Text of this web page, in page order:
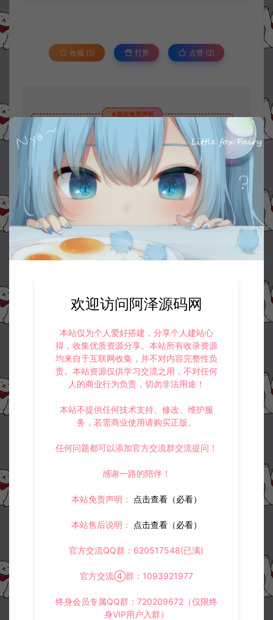
收藏 (5) 打赏 点赞 (2)
©版权免责声明
本站资源售价只是赞助，收取费用仅维持本站的日常运营所需。
若您需要商业运营或用于其他商业活动，请您购买正版授权并合法
使用。
如果本站有侵犯、不妥之处的资源，请在网站右边客服联系我们。
将会第一时间解决！
本站提供的所有资源仅供参考学习使用，不存在任何商业目的与商
业用途，请大家不要用于商用！
侵权联系邮箱：32838727@qq.com
阿泽源码网 手游资源
密码保护：二次元卡通动漫闯关手游
【3D崩坏-星穹铁道V2.2】5月最新整理Linux手工服务端+GM指令命令+安
冷雨泽ღ 默认解压密码：www.lyzwlkj.vip
上一篇：
二次元卡通动漫闯关手游【3D崩坏-星穹铁道V2.1】5月最新整理Linux手工服务端+GM指令命令+安卓+详细搭建教程
下一篇：
欢迎访问阿泽源码网
本站仅为个人爱好搭建，分享个人建站心
得，收集优质资源分享。本站所有收录资源
均来自于互联网收集，并不对内容完整性负
责。本站资源仅供学习交流之用，不对任何
人的商业行为负责，切勿非法用途！
本站不提供任何技术支持、修改、维护服
务，若需商业使用请购买正版。
任何问题都可以添加官方交流群交流提问！
感谢一路的陪伴！
本站免责声明： 点击查看（必看）
本站售后说明： 点击查看（必看）
官方交流QQ群：620517548(已满)
官方交流④群：1093921977
终身会员专属QQ群：720209672（仅限终
身VIP用户入群）